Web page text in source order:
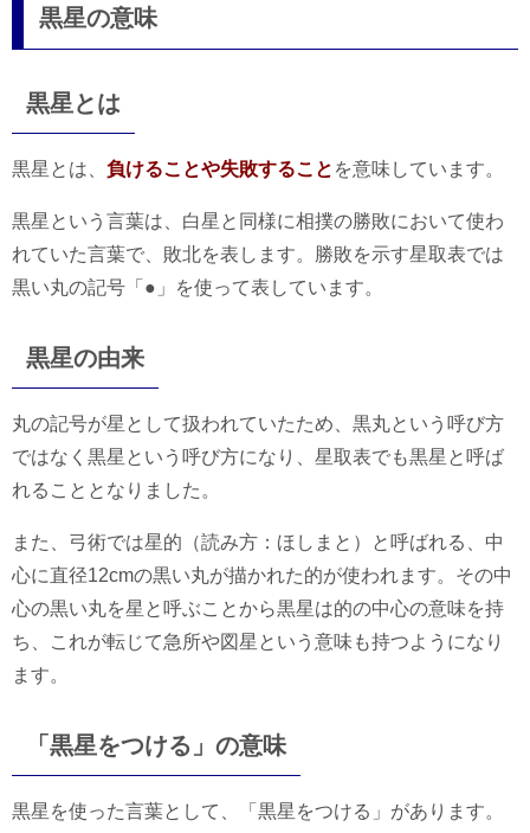
黒星の意味
黒星とは
黒星とは、 負けることや失敗すること を意味しています。
黒星という言葉は、白星と同様に相撲の勝敗において使わ
れていた言葉で、敗北を表します。勝敗を示す星取表では
黒い丸の記号「●」を使って表しています。
黒星の由来
丸の記号が星として扱われていたため、黒丸という呼び方
ではなく黒星という呼び方になり、星取表でも黒星と呼ば
れることとなりました。
また、弓術では星的（読み方：ほしまと）と呼ばれる、中
心に直径12cmの黒い丸が描かれた的が使われます。その中
心の黒い丸を星と呼ぶことから黒星は的の中心の意味を持
ち、これが転じて急所や図星という意味も持つようになり
ます。
「黒星をつける」の意味
黒星を使った言葉として、「黒星をつける」があります。